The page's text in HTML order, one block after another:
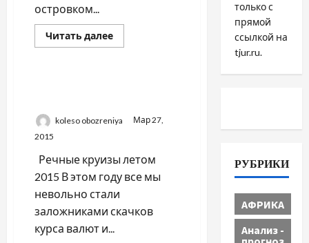
островком...
Читать далееПрочитать
больше
ПРОЕКТЫ
Внутренний туризм
koleso obozreniya
Мар 27,
2015
Речные круизы летом
2015 В этом году все мы
невольно стали
заложниками скачков
курса валют и...
только с
прямой
ссылкой на
tjur.ru.
РУБРИКИ
АФРИКА
Анализ -